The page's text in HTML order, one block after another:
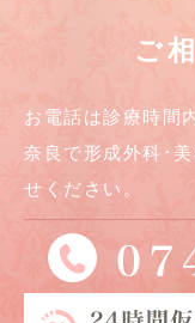
ご
お電話は診療時間
奈良で形成外科･
せください。